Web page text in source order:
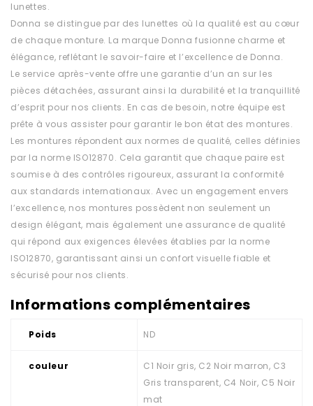
lunettes.
Donna se distingue par des lunettes où la qualité est au cœur
de chaque monture. La marque Donna fusionne charme et
élégance, reflétant le savoir-faire et l’excellence de Donna.
Le service après-vente offre une garantie d’un an sur les
pièces détachées, assurant ainsi la durabilité et la tranquillité
d’esprit pour nos clients. En cas de besoin, notre équipe est
prête à vous assister pour garantir le bon état des montures.
Les montures répondent aux normes de qualité, celles définies
par la norme ISO12870. Cela garantit que chaque paire est
soumise à des contrôles rigoureux, assurant la conformité
aux standards internationaux. Avec un engagement envers
l’excellence, nos montures possèdent non seulement un
design élégant, mais également une assurance de qualité
qui répond aux exigences élevées établies par la norme
ISO12870, garantissant ainsi un confort visuelle fiable et
sécurisé pour nos clients.
Informations complémentaires
Poids ND
couleur
C1 Noir gris, C2 Noir marron, C3
Gris transparent, C4 Noir, C5 Noir
mat